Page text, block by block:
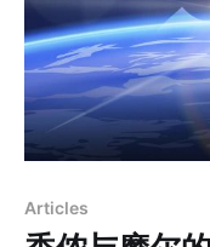
Articles